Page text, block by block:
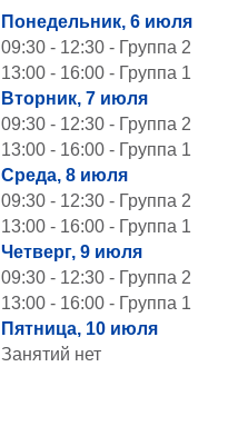
Понедельник, 6 июля
09:30 - 12:30 - Группа 2
13:00 - 16:00 - Группа 1
Вторник, 7 июля
09:30 - 12:30 - Группа 2
13:00 - 16:00 - Группа 1
Среда, 8 июля
09:30 - 12:30 - Группа 2
13:00 - 16:00 - Группа 1
Четверг, 9 июля
09:30 - 12:30 - Группа 2
13:00 - 16:00 - Группа 1
Пятница, 10 июля
Занятий нет